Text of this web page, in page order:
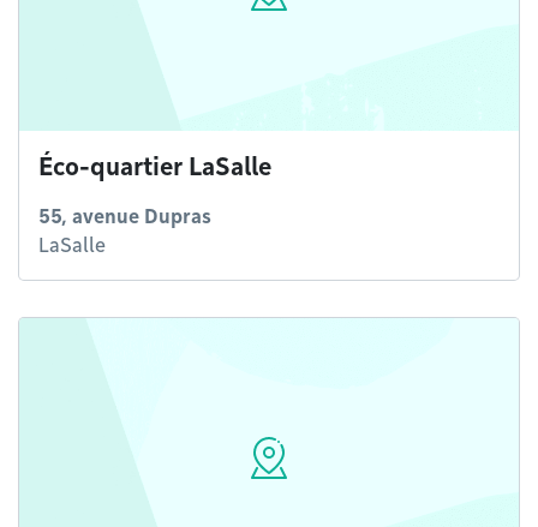
Éco-quartier LaSalle
55, avenue Dupras
LaSalle